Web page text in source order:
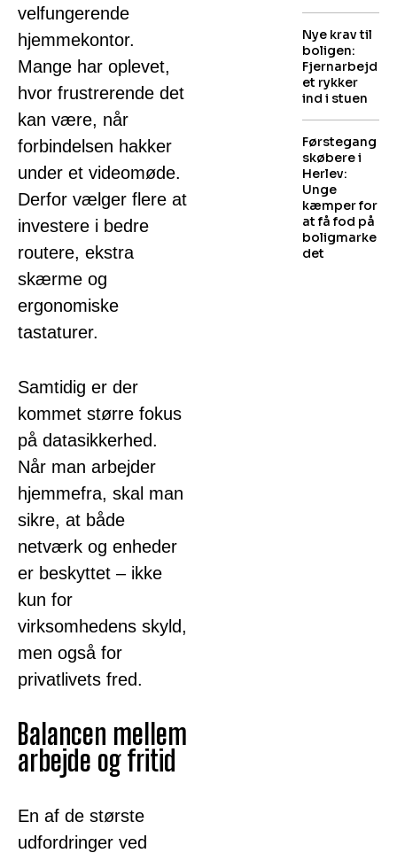
velfungerende
hjemmekontor.
Mange har oplevet,
hvor frustrerende det
kan være, når
forbindelsen hakker
under et videomøde.
Derfor vælger flere at
investere i bedre
routere, ekstra
skærme og
ergonomiske
tastaturer.
Samtidig er der
kommet større fokus
på datasikkerhed.
Når man arbejder
hjemmefra, skal man
sikre, at både
netværk og enheder
er beskyttet – ikke
kun for
virksomhedens skyld,
men også for
privatlivets fred.
Balancen mellem
arbejde og fritid
En af de største
udfordringer ved
Nye krav til
boligen:
Fjernarbejd
et rykker
ind i stuen
Førstegang
skøbere i
Herlev:
Unge
kæmper for
at få fod på
boligmarke
det